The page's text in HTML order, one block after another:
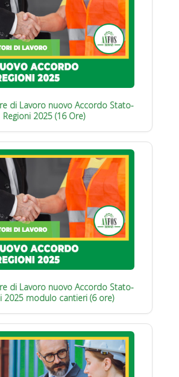
di Lavoro nuovo Accordo Stato-
Regioni 2025 (16 Ore)
di Lavoro nuovo Accordo Stato-
2025 modulo cantieri (6 ore)